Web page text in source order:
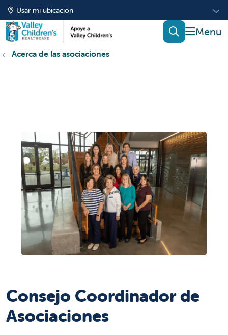
Usar mi ubicación
mostrar
buscar
Acerca de las asociaciones
Consejo Coordinador de
Asociaciones